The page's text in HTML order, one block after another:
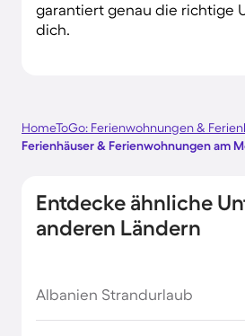
garantiert genau die richtige
dich.
HomeToGo: Ferienwohnungen &
Ferienhäuser & Ferienwohnungen am
Entdecke ähnliche
anderen Ländern
Albanien Strandurlaub